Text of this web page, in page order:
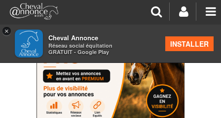
×
Cheval Annonce
Réseau social équitation
GRATUIT - Google Play
INSTALLER